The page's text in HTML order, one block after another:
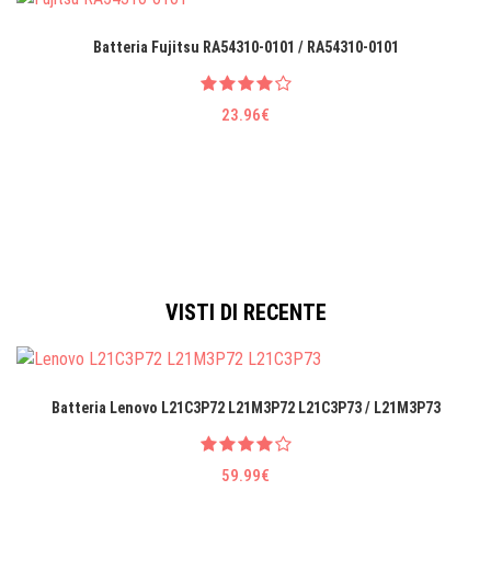
Batteria Fujitsu RA54310-0101 / RA54310-0101
23.96€
VISTI DI RECENTE
Batteria Lenovo L21C3P72 L21M3P72 L21C3P73 / L21M3P73
59.99€